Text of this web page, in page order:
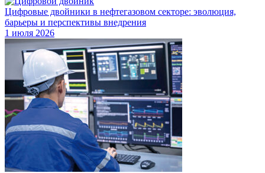
Цифровые двойники в нефтегазовом секторе: эволюция,
барьеры и перспективы внедрения
1 июля 2026